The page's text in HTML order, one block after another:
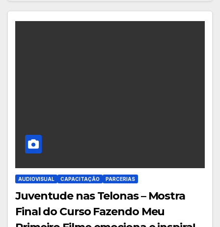
AUDIOVISUAL CAPACITAÇÃO PARCERIAS
Juventude nas Telonas – Mostra
Final do Curso Fazendo Meu